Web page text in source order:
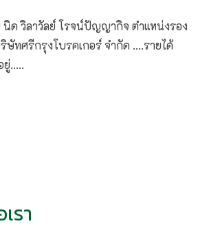
นิด วิลาวัลย์​ โรจน์ปัญญากิจ ตำแหน่งรอง
ทศรีกรุงโบรคเกอร์ จำกัด ....รายได้
.....
รา